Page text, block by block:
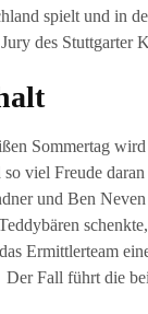
spielt und in
des Stuttgarter
Sommertag
viel Freude
und Ben
Ermittlerteam
Fall führt die